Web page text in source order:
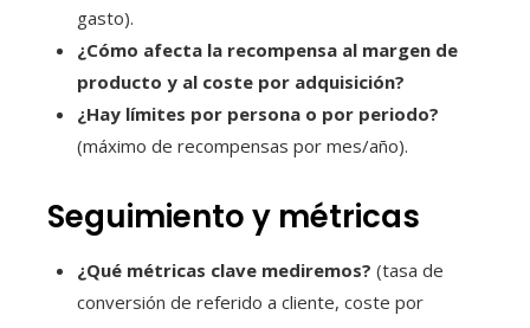
gasto).
¿Cómo afecta la recompensa al margen de
producto y al coste por adquisición?
¿Hay límites por persona o por periodo?
(máximo de recompensas por mes/año).
Seguimiento y métricas
¿Qué métricas clave mediremos? (tasa de
conversión de referido a cliente, coste por